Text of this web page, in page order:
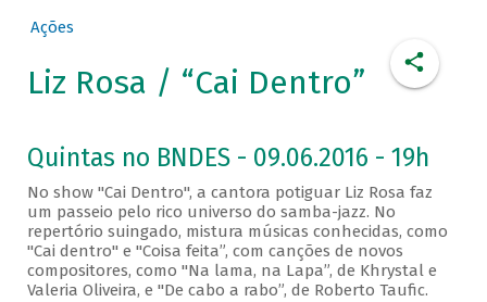
Ações
Liz Rosa / “Cai Dentro”
Quintas no BNDES - 09.06.2016 - 19h
No show "Cai Dentro", a cantora potiguar Liz Rosa faz
um passeio pelo rico universo do samba-jazz. No
repertório suingado, mistura músicas conhecidas, como
"Cai dentro" e "Coisa feita”, com canções de novos
compositores, como "Na lama, na Lapa”, de Khrystal e
Valeria Oliveira, e "De cabo a rabo”, de Roberto Taufic.